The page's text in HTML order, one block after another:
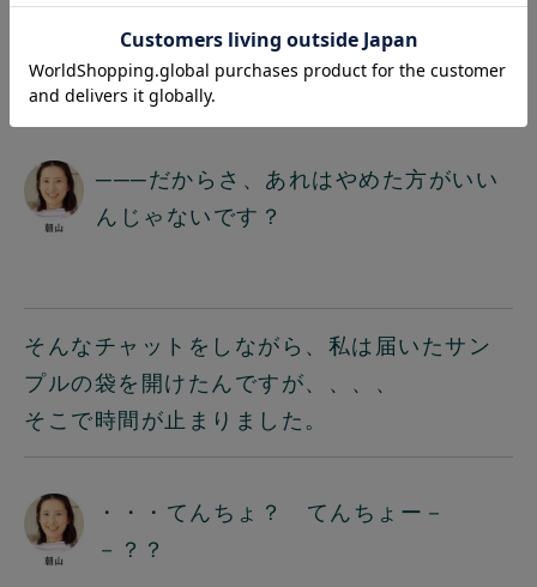
───がかなり厳しいよね。。
───だからさ、あれはやめた方がいい
んじゃないです？
そんなチャットをしながら、私は届いたサン
プルの袋を開けたんですが、、、、
そこで時間が止まりました。
・・・てんちょ？ てんちょー－
－？？